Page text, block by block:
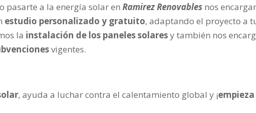
pasarte a la energía solar enRamirez Renovables nos
estudio personalizado y gratuito, adaptando el proyecto a
la instalación de los paneles solaresy también nos
vigentes.
, ayuda a luchar contra el calentamiento global y ¡